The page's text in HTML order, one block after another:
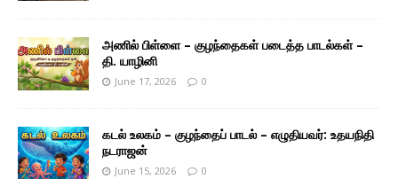
அணில் பிள்ளை – குழந்தைகள் படைத்த பாடல்கள் –
தி. யாழினி
June 17, 2026 0
கடல் உலகம் – குழந்தைப் பாடல் – எழுதியவர்: உதயநிதி
நடராஜன்
June 15, 2026 0